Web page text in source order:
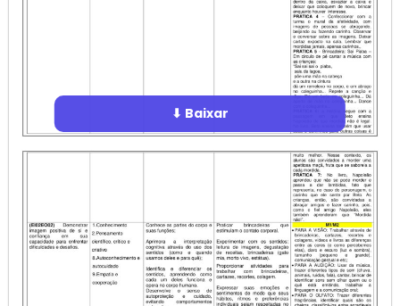
⬇ Baixar